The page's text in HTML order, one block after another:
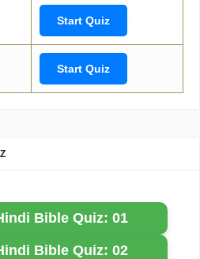
Start Quiz
Start Quiz
Bible Quiz: 01
Bible Quiz: 02